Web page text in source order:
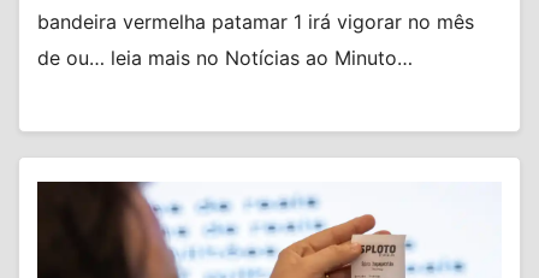
bandeira vermelha patamar 1 irá vigorar no mês
de ou… leia mais no Notícias ao Minuto…